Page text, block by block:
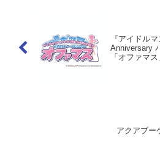
『アイドル
Anniversary
「オファマス
アクアブー